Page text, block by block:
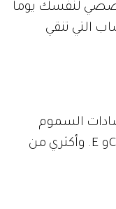
لنفسك يوماً
التي تنقي
السموم
يومياً. وهي التي تحتوي على فيتامين Cو E. وأكثري من